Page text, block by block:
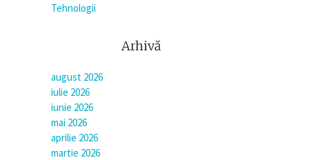
Tehnologii
Arhivă
august 2026
iulie 2026
iunie 2026
mai 2026
aprilie 2026
martie 2026